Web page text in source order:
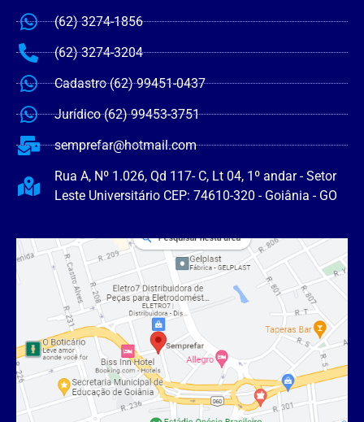
(62) 3274-1856
(62) 3274-3204
Cadastro (62) 99451-0437
Jurídico (62) 99453-3751
semprefar@hotmail.com
Rua A, Nº 1.026, Qd 117- C, Lt 04, 1º andar - Setor
Leste Universitário CEP: 74610-320 - Goiânia - GO